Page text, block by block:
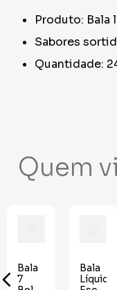
Produto:
Sabores
Quantidade:
Quem
Bala
7
Bala
Líquida